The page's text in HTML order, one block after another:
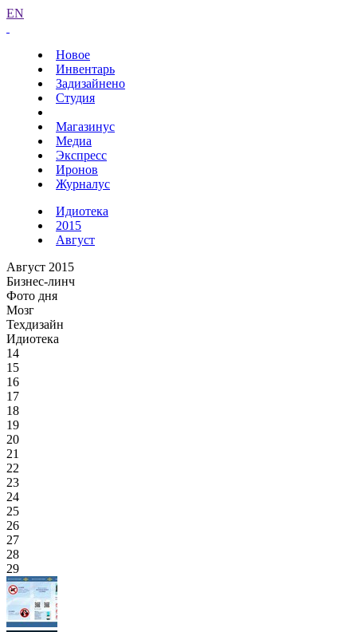
EN
Новое
Инвентарь
Задизайнено
Студия
Магазинус
Медиа
Экспресс
Иронов
Журналус
Идиотека
2015
Август
Август 2015
Бизнес-линч
Фото дня
Мозг
Техдизайн
Идиотека
14
15
16
17
18
19
20
21
22
23
24
25
26
27
28
29